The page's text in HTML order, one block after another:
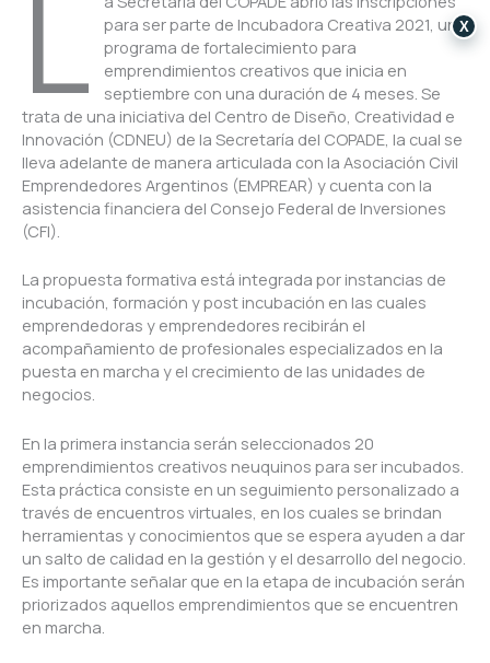
L
para ser parte de Incubadora Creativa 2021, un
programa de fortalecimiento para
emprendimientos creativos que inicia en
septiembre con una duración de 4 meses. Se
trata de una iniciativa del Centro de Diseño, Creatividad e
Innovación (CDNEU) de la Secretaría del COPADE, la cual se
lleva adelante de manera articulada con la Asociación Civil
Emprendedores Argentinos (EMPREAR) y cuenta con la
asistencia financiera del Consejo Federal de Inversiones
(CFI).
La propuesta formativa está integrada por instancias de
incubación, formación y post incubación en las cuales
emprendedoras y emprendedores recibirán el
acompañamiento de profesionales especializados en la
puesta en marcha y el crecimiento de las unidades de
negocios.
En la primera instancia serán seleccionados 20
emprendimientos creativos neuquinos para ser incubados.
Esta práctica consiste en un seguimiento personalizado a
través de encuentros virtuales, en los cuales se brindan
herramientas y conocimientos que se espera ayuden a dar
un salto de calidad en la gestión y el desarrollo del negocio.
Es importante señalar que en la etapa de incubación serán
priorizados aquellos emprendimientos que se encuentren
en marcha.
X